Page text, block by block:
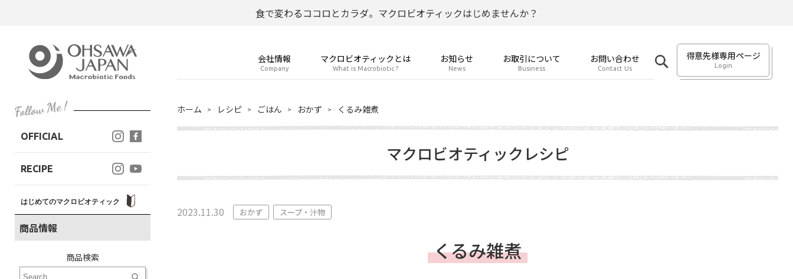
食で変わるココロとカラダ。マクロビオティックはじめませんか？
会社情報
Company
マクロビオティックとは
What is Macrobiotic ?
お知らせ
News
お取引について
Business
お問い合わせ
Contact Us
得意先様専用ページ
Login
OFFICIAL
RECIPE
はじめてのマクロビオティック
商品情報
商品検索
ホーム レシピ ごはん おかず くるみ雑煮
マクロビオティックレシピ
2023.11.30 おかず スープ・汁物
くるみ雑煮